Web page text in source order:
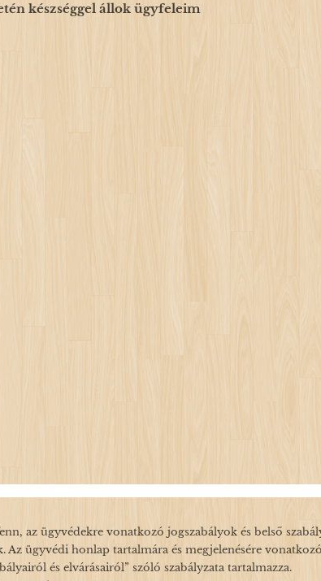
készséggel állok ügyfeleim
az ügyvédekre vonatkozó jogszabályok és belső
ügyvédi honlap tartalmára és megjelenésére
és elvárásairól” szóló szabályzata tartalmazza.